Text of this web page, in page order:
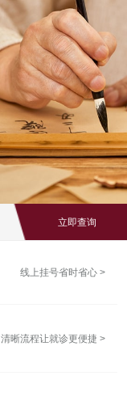
线上挂号省时省心 >
清晰流程让就诊更便捷 >